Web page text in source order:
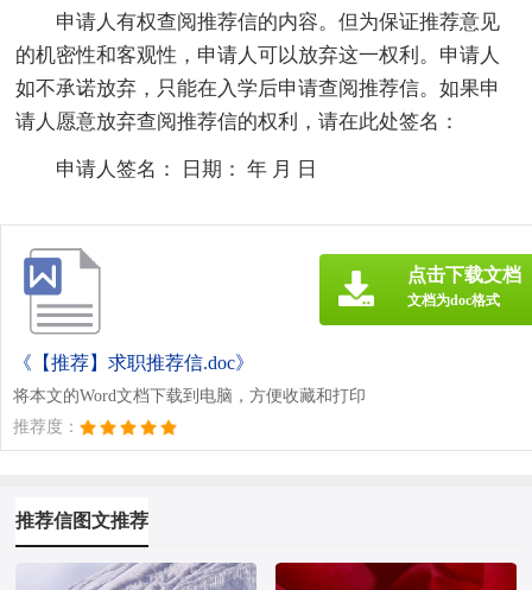
申请人有权查阅推荐信的内容。但为保证推荐意见
的机密性和客观性，申请人可以放弃这一权利。申请人
如不承诺放弃，只能在入学后申请查阅推荐信。如果申
请人愿意放弃查阅推荐信的权利，请在此处签名：
申请人签名： 日期： 年 月 日
《【推荐】求职推荐信.doc》
将本文的Word文档下载到电脑，方便收藏和打印
推荐度：
点击下载文档
文档为doc格式
推荐信图文推荐